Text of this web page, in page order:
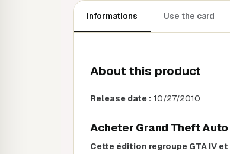
Informations Use the card
About this product
Release date :10/27/2010
Acheter Grand Theft
Cette édition regroupe GTA IV